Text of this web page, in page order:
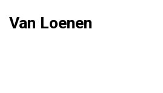
Van Loenen